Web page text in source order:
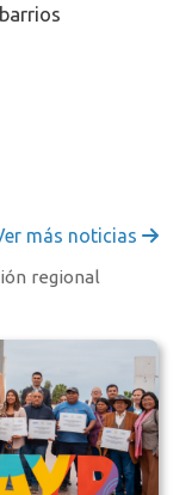
más noticias
regional